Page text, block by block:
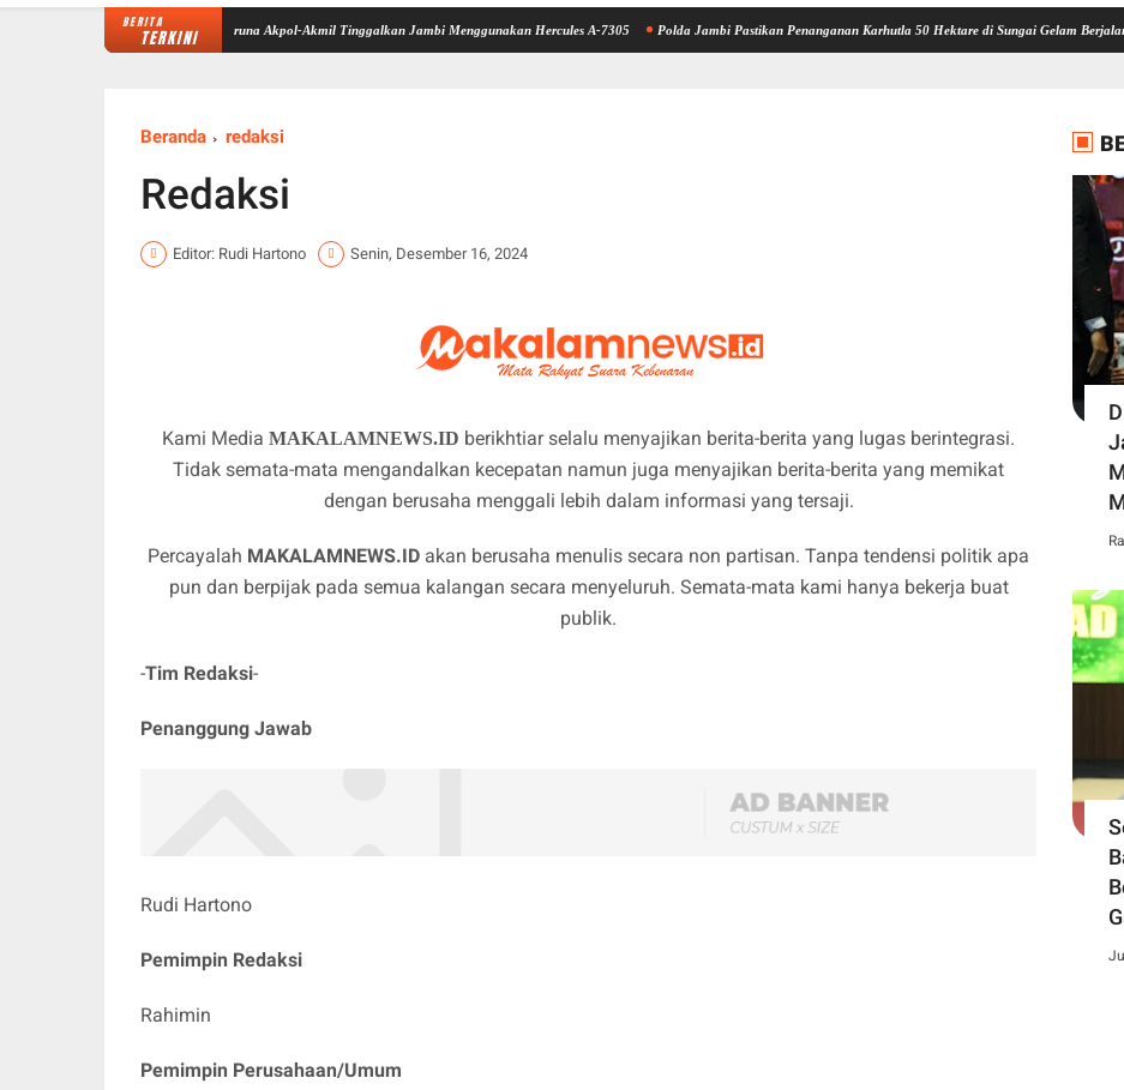
BERITA
TERKINI
Sekolah Rakyat Selesai, Taruna Akpol-Akmil Tinggalkan Jambi Menggunakan Hercules A-7305 Polda Jambi Pastikan Penanganan Karhutla 50 Hektare di Sungai Gelam Berjalan Maksimal
Beranda redaksi
Redaksi
Editor: Rudi Hartono Senin, Desember 16, 2024
Kami Media MAKALAMNEWS.ID berikhtiar selalu menyajikan berita-berita yang lugas berintegrasi.
Tidak semata-mata mengandalkan kecepatan namun juga menyajikan berita-berita yang memikat
dengan berusaha menggali lebih dalam informasi yang tersaji.
Percayalah MAKALAMNEWS.ID akan berusaha menulis secara non partisan. Tanpa tendensi politik apa
pun dan berpijak pada semua kalangan secara menyeluruh. Semata-mata kami hanya bekerja buat
publik.
-Tim Redaksi-
Penanggung Jawab
Rudi Hartono
Pemimpin Redaksi
Rahimin
Pemimpin Perusahaan/Umum